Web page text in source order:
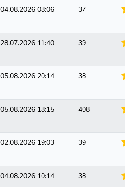
04.08.2026 08:06 37
28.07.2026 11:40 39
05.08.2026 20:14 38
05.08.2026 18:15 408
02.08.2026 19:03 39
04.08.2026 10:14 38